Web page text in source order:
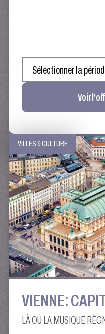
Voir
VILLES & CULTURE
VIENNE:
LÀ OÙ LA MUSIQUE